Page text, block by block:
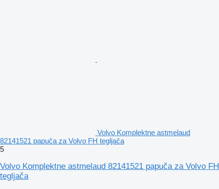
Volvo Komplektne astmelaud
82141521 papuča za Volvo FH tegljača
5
Volvo Komplektne astmelaud 82141521 papuča za Volvo FH
tegljača